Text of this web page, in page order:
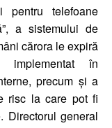
telefoane
a sistemului de
cărora le expiră
implementat în
precum și a
risc la care pot fi
Directorul general